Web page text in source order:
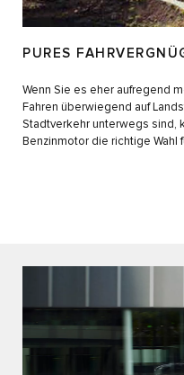
PURES
Wenn Sie es eher aufregend
Fahren überwiegend auf
Stadtverkehr unterwegs sind,
Benzinmotor die richtige Wahl